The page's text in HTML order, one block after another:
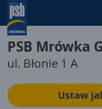
PSB Mrówka
ul. Błonie 1 A
Ustaw